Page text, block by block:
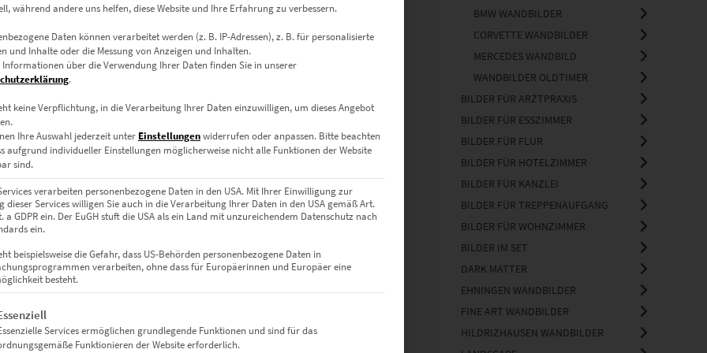
€24,90– €1.099,00
Lieferzeit: ca. 10 Werktage
Dieses Produkt weist mehrere Varianten auf. Die Optionen können auf der Produktseite gewählt werden
BMW WANDBILDER
CORVETTE WANDBILDER
MERCEDES WANDBILD
WANDBILDER OLDTIMER
BILDER FÜR ARZTPRAXIS
BILDER FÜR ESSZIMMER
BILDER FÜR FLUR
BILDER FÜR HOTELZIMMER
BILDER FÜR KANZLEI
BILDER FÜR TREPPENAUFGANG
BILDER FÜR WOHNZIMMER
BILDER IM SET
DARK MATTER
EHNINGEN WANDBILDER
FINE ART WANDBILDER
HILDRIZHAUSEN WANDBILDER
während andere uns helfen, diese Website und Ihre Erfahrung zu verbessern.
Daten können verarbeitet werden (z. B. IP-Adressen), z. B. für personalisierte
und Inhalte oder die Messung von Anzeigen und Inhalten.
Informationen über die Verwendung Ihrer Daten finden Sie in unserer
.
keine Verpflichtung, in die Verarbeitung Ihrer Daten einzuwilligen, um dieses Angebot
Ihre Auswahl jederzeit unter Einstellungenwiderrufen oder anpassen. Bitte beachten
aufgrund individueller Einstellungen möglicherweise nicht alle Funktionen der Website
sind.
verarbeiten personenbezogene Daten in den USA. Mit Ihrer Einwilligung zur
dieser Services willigen Sie auch in die Verarbeitung Ihrer Daten in den USA gemäß Art.
a GDPR ein. Der EuGH stuft die USA als ein Land mit unzureichendem Datenschutz nach
ein.
beispielsweise die Gefahr, dass US-Behörden personenbezogene Daten in
verarbeiten, ohne dass für Europäerinnen und Europäer eine
besteht.
eine Liste der Service-Gruppen, für die eine Einwilligung erteilt werden kann. Die erste Service-Gruppe ist essenziell und kann nicht
Services ermöglichen grundlegende Funktionen und sind für das
Funktionieren der Website erforderlich.